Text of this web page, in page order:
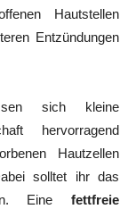
Hautstellen
Entzündungen
sich kleine
hervorragend
Hautzellen
solltet ihr das
Eine fettfreie